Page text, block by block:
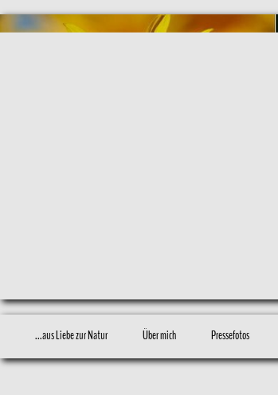
...aus Liebe zur Natur Über mich Pressefotos